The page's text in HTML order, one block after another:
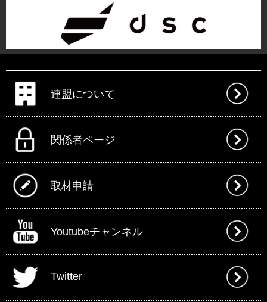
連盟について
関係者ページ
取材申請
Youtubeチャンネル
Twitter